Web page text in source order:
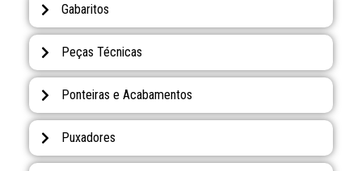
Gabaritos
Peças Técnicas
Ponteiras e Acabamentos
Puxadores